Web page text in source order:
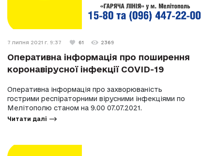
7 липня 2021 г. 9:37 61 2369
Оперативна інформація про поширення
коронавірусної інфекції COVID-19
Оперативна інформація про захворюваність
гострими респіраторними вірусними інфекціями по
Мелітополю станом на 9.00 07.07.2021.
Читати далі